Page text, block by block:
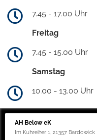
7.45 - 17.00 Uhr
Freitag
7.45 - 15.00 Uhr
Samstag
10.00 - 13.00 Uhr
AH Below eK
Im Kuhreiher 1, 21357 Bardowick